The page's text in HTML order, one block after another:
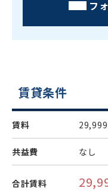
フ
賃貸条件
賃料
共益費 なし
合計賃料